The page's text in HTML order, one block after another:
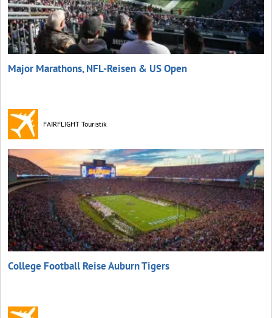
Major Marathons, NFL-Reisen & US Open
FAIRFLIGHT Touristik
College Football Reise Auburn Tigers